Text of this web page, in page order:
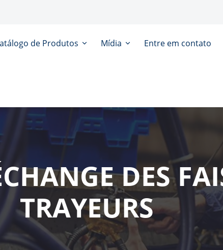
de Produtos Mídia Entre em contato
DES
TRAYEURS